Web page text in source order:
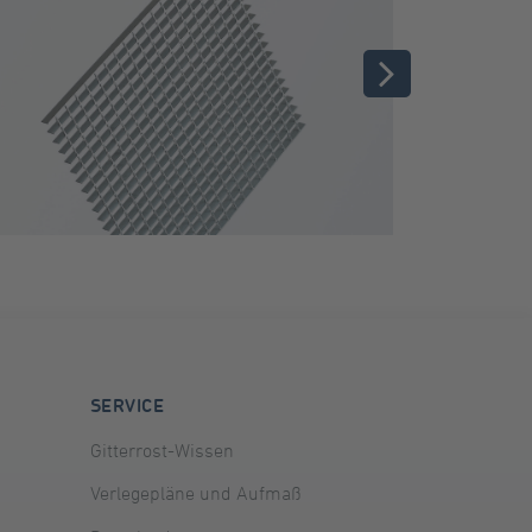
SERVICE
Gitterrost-Wissen
Verlegepläne und Aufmaß